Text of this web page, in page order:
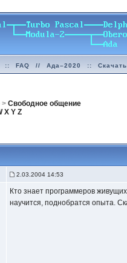
:: FAQ // Ада–2020 ::
>Свободное общение
X Y Z
2.03.2004 14:53
Кто знает программеров
научится, поднобратся опыта.